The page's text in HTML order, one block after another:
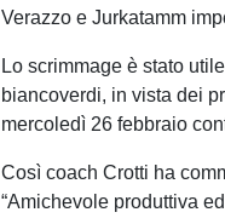
Verazzo e Jurkatamm
Lo scrimmage è stato
biancoverdi, in vista dei
mercoledì 26 febbraio
Così coach Crotti ha
“Amichevole produttiva